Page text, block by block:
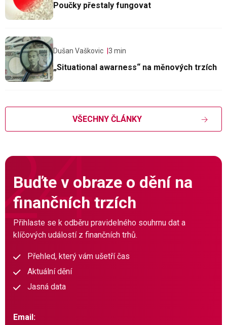
Poučky přestaly fungovat
Dušan Vaškovic 3 min
„Situational awarness“ na měnových trzích
VŠECHNY ČLÁNKY
Buďte v obraze o dění na
finančních trzích
Přihlaste se k odběru pravidelného souhrnu dat a
klíčových událostí z finančních trhů.
Přehled, který vám ušetří čas
Aktuální dění
Jasná data
Email: